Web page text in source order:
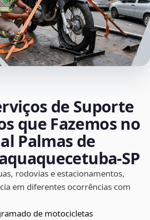
de Suporte
que Fazemos no
Palmas de
rodovias e estacionamentos,
em diferentes ocorrências com
de motocicletas